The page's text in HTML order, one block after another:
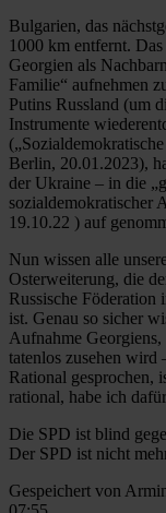
Bulgarien, das
1000 km entfernt.
Georgien als
Familie“ aufnehmen
Putins Russland (um
Instrumente
Berlin, 20.01.2023),
der Ukraine – in die
sozialdemokratischer
19.10.22 ) auf
Nun wissen alle
Osterweiterung, die
Russische Föderation
ist. Genau so sicher
Aufnahme
tatenlos zusehen wird
Rational gesprochen,
rational, habe ich
Die SPD ist blind
Der SPD ist nicht
Gespeichert von